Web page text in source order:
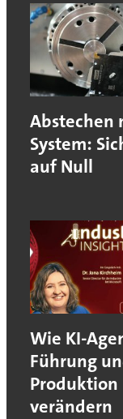
Abstechen
System:
auf Null
Wie KI-
Führung
Produktion
verändern